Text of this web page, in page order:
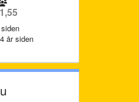
1,55
år siden